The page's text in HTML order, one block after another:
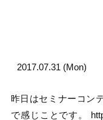
2017.07.31 (Mon)
昨日はセミナーコン
で感じことです。